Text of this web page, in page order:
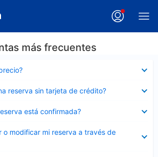
más frecuentes
reserva sin tarjeta de crédito?
está confirmada?
o modificar mi reserva a través de